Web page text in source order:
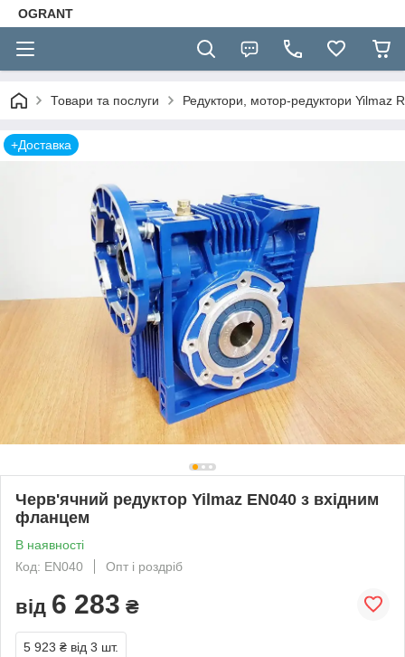
OGRANT
Товари та послуги Редуктори, мотор-редуктори Yilmaz
+Доставка
Черв'ячний редуктор Yilmaz EN040 з вхідним
фланцем
В наявності
Код: EN040
Опт і роздріб
від 6 283 ₴
5 923 ₴ від 3 шт.